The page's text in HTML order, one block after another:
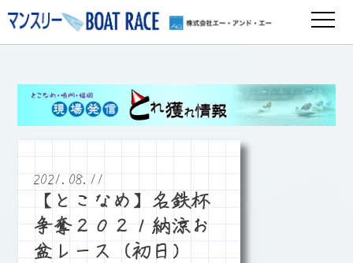
2021.08.11
【とこなめ】名鉄杯
争奪２０２１納涼お
盆レース（初日）